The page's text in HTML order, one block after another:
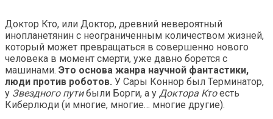
Доктор Кто, или Доктор, древний невероятный
инопланетянин с неограниченным количеством жизней,
который может превращаться в совершенно нового
человека в момент смерти, уже давно борется с
машинами. Это основа жанра научной фантастики,
люди против роботов. У Сары Коннор был Терминатор,
у Звездного путибыли Борги, а у Доктора Ктоесть
Киберлюди (и многие, многие… многие другие).